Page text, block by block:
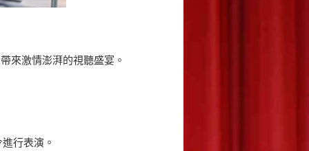
來激情澎湃的視聽盛宴。
行表演。